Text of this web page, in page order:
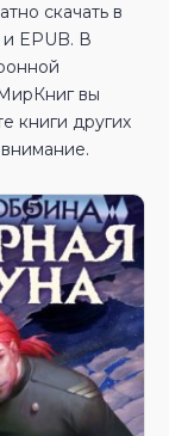
скачать в
EPUB. В
вы
книги других